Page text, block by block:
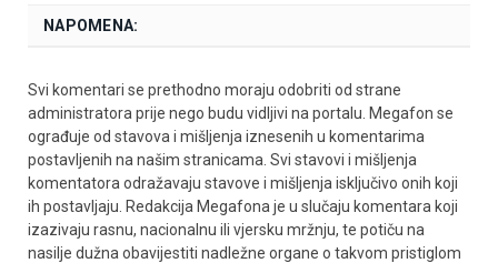
NAPOMENA:
Svi komentari se prethodno moraju odobriti od strane
administratora prije nego budu vidljivi na portalu. Megafon se
ograđuje od stavova i mišljenja iznesenih u komentarima
postavljenih na našim stranicama. Svi stavovi i mišljenja
komentatora odražavaju stavove i mišljenja isključivo onih koji
ih postavljaju. Redakcija Megafona je u slučaju komentara koji
izazivaju rasnu, nacionalnu ili vjersku mržnju, te potiču na
nasilje dužna obavijestiti nadležne organe o takvom pristiglom